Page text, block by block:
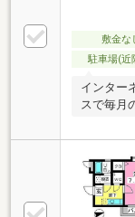
敷金な
駐車場(近
インター
スで毎月